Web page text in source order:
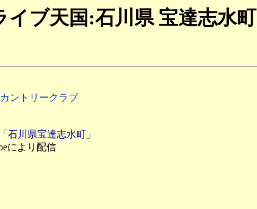
イブ天国:石川県 宝達志水町
ントリークラブ
石川県宝達志水町」
により配信